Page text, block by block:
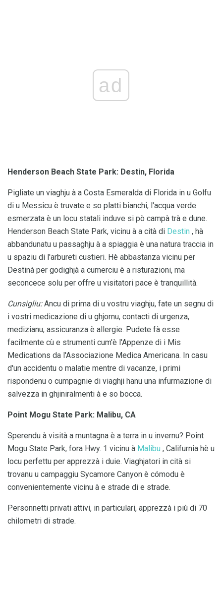
ad
Henderson Beach State Park: Destin, Florida
Pigliate un viaghju à a Costa Esmeralda di Florida in u Golfu
di u Messicu è truvate e so platti bianchi, l'acqua verde
esmerzata è un locu statali induve si pò campà trà e dune.
Henderson Beach State Park, vicinu à a cità di Destin , hà
abbandunatu u passaghju à a spiaggia è una natura traccia in
u spaziu di l'arbureti custieri. Hè abbastanza vicinu per
Destinà per godighjà a cumerciu è a risturazioni, ma
seconcece solu per offre u visitatori pace è tranquillità.
Cunsigliu:Ancu di prima di u vostru viaghju, fate un segnu di
i vostri medicazione di u ghjornu, contacti di urgenza,
medizianu, assicuranza è allergie. Pudete fà esse
facilmente cù e strumenti cum'è l'Appenze di i Mis
Medications da l'Associazione Medica Americana. In casu
d'un accidentu o malatie mentre di vacanze, i primi
rispondenu o cumpagnie di viaghji hanu una infurmazione di
salvezza in ghjiniralmenti à e so bocca.
Point Mogu State Park: Malibu, CA
Sperendu à visità a muntagna è a terra in u invernu? Point
Mogu State Park, fora Hwy. 1 vicinu à Malibu , Califurnia hè u
locu perfettu per apprezzà i duie. Viaghjatori in cità si
trovanu u campaggiu Sycamore Canyon è cómodu è
convenientemente vicinu à e strade di e strade.
Personnetti privati ​​attivi, in particulari, apprezzà i più di 70
chilometri di strade.